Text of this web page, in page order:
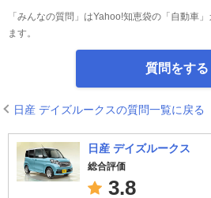
「みんなの質問」はYahoo!知恵袋の「自動車
ます。
質問をする
日産 デイズルークスの質問一覧に戻る
日産 デイズルークス
総合評価
3.8